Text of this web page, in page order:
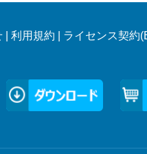
| 利用規約 ライセンス契約